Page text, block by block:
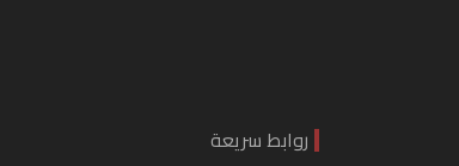
روابط سريعة